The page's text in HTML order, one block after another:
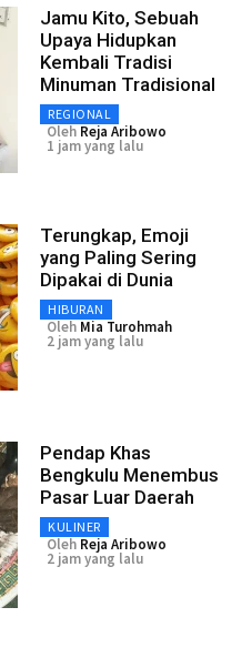
Jamu Kito, Sebuah
Upaya Hidupkan
Kembali Tradisi
Minuman Tradisional
REGIONAL
Oleh Reja Aribowo
1 jam yang lalu
Terungkap, Emoji
yang Paling Sering
Dipakai di Dunia
HIBURAN
Oleh Mia Turohmah
2 jam yang lalu
Pendap Khas
Bengkulu Menembus
Pasar Luar Daerah
KULINER
Oleh Reja Aribowo
2 jam yang lalu